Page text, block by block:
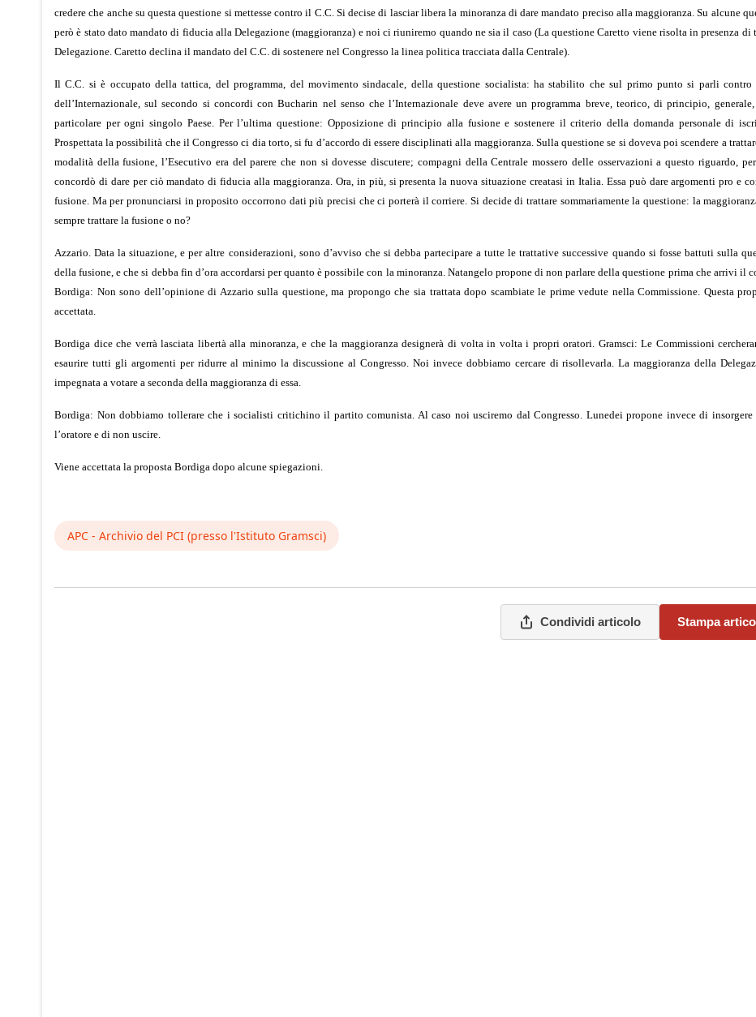
credere che anche su questa questione si mettesse contro il C.C. Si decise di lasciar libera la minoranza di dare mandato preciso alla maggioranza. Su alcune
però è stato dato mandato di fiducia alla Delegazione (maggioranza) e noi ci riuniremo quando ne sia il caso (La questione Caretto viene risolta in presenza di
Delegazione. Caretto declina il mandato del C.C. di sostenere nel Congresso la linea politica tracciata dalla Centrale).
Il C.C. si è occupato della tattica, del programma, del movimento sindacale, della questione socialista: ha stabilito che sul primo punto si parli contro
dell’Internazionale, sul secondo si concordi con Bucharin nel senso che l’Internazionale deve avere un programma breve, teorico, di principio,
particolare per ogni singolo Paese. Per l’ultima questione: Opposizione di principio alla fusione e sostenere il criterio della domanda personale di
Prospettata la possibilità che il Congresso ci dia torto, si fu d’accordo di essere disciplinati alla maggioranza. Sulla questione se si doveva poi scendere a
modalità della fusione, l’Esecutivo era del parere che non si dovesse discutere; compagni della Centrale mossero delle osservazioni a questo riguardo,
concordò di dare per ciò mandato di fiducia alla maggioranza. Ora, in più, si presenta la nuova situazione creatasi in Italia. Essa può dare argomenti pro e
fusione. Ma per pronunciarsi in proposito occorrono dati più precisi che ci porterà il corriere. Si decide di trattare sommariamente la questione: la
sempre trattare la fusione o no?
Azzario. Data la situazione, e per altre considerazioni, sono d’avviso che si debba partecipare a tutte le trattative successive quando si fosse battuti sulla
della fusione, e che si debba fin d’ora accordarsi per quanto è possibile con la minoranza. Natangelo propone di non parlare della questione prima che arrivi il
Bordiga: Non sono dell’opinione di Azzario sulla questione, ma propongo che sia trattata dopo scambiate le prime vedute nella Commissione. Questa
accettata.
Bordiga dice che verrà lasciata libertà alla minoranza, e che la maggioranza designerà di volta in volta i propri oratori. Gramsci: Le Commissioni
esaurire tutti gli argomenti per ridurre al minimo la discussione al Congresso. Noi invece dobbiamo cercare di risollevarla. La maggioranza della
impegnata a votare a seconda della maggioranza di essa.
Bordiga: Non dobbiamo tollerare che i socialisti critichino il partito comunista. Al caso noi usciremo dal Congresso. Lunedei propone invece di insorgere
l’oratore e di non uscire.
Viene accettata la proposta Bordiga dopo alcune spiegazioni.
APC - Archivio del PCI (presso l'Istituto Gramsci)
Condividi articolo Stampa